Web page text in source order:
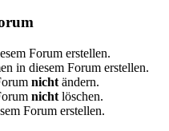
Forum erstellen.
in diesem Forum erstellen.
nicht ändern.
nicht löschen.
Forum erstellen.